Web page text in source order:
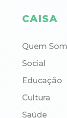
CAISA
Quem
Social
Educação
Cultura
Saúde